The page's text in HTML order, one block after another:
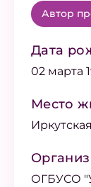
Автор
Дата
02 марта
Место
ОГБУСО